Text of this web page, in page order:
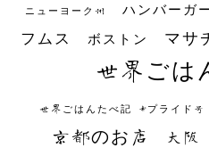
ニューヨーク州 ハンバーガ
フムス ボストン マサ
世界ごは
世界ごはんたべ記 #プライド号
京都のお店 大阪